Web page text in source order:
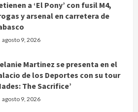
a ‘El Pony’ con fusil M4,
y arsenal en carretera de
agosto 9, 2026
Martinez se presenta en el
de los Deportes con su tour
The Sacrifice’
agosto 9, 2026